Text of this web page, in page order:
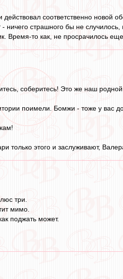
соответственно новой
ничего страшного бы не
Время-то как, не просрачилось
соберитесь! Это же наш
поимели. Бомжи - тоже у вас
только этого и заслуживают,
три.
мимо.
поджать может.